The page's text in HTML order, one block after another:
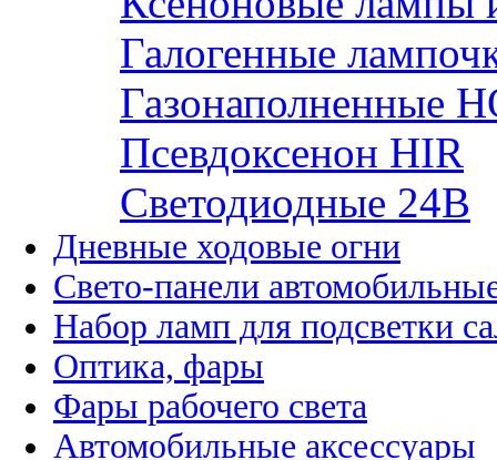
Галогенные
Газонаполненные
Псевдоксенон HIR
Cветодиодные 24B
Дневные ходовые огни
Свето-панели
Набор ламп для подсветки
Оптика, фары
Фары рабочего света
Автомобильные аксессуары